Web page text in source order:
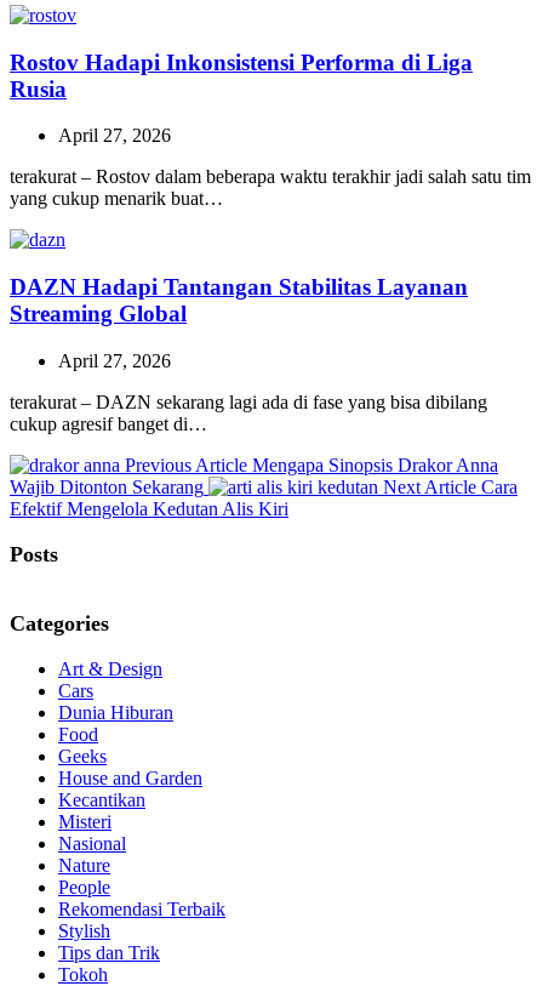
Rostov Hadapi Inkonsistensi Performa di Liga
Rusia
April 27, 2026
terakurat – Rostov dalam beberapa waktu terakhir jadi salah satu tim
yang cukup menarik buat…
DAZN Hadapi Tantangan Stabilitas Layanan
Streaming Global
April 27, 2026
terakurat – DAZN sekarang lagi ada di fase yang bisa dibilang
cukup agresif banget di…
Previous Article Previous
Post:
Mengapa Sinopsis Drakor Anna
Wajib Ditonton Sekarang
Next Article Next
Cara
Efektif Mengelola Kedutan Alis Kiri
Posts
Categories
Art & Design
Cars
Dunia Hiburan
Food
Geeks
House and Garden
Kecantikan
Misteri
Nasional
Nature
People
Rekomendasi Terbaik
Stylish
Tips dan Trik
Tokoh